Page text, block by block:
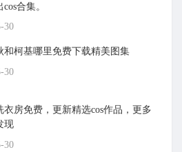
合集。
30
和柯基哪里免费下载精美图集
30
衣房免费，更新精选cos作品，更多
现
30